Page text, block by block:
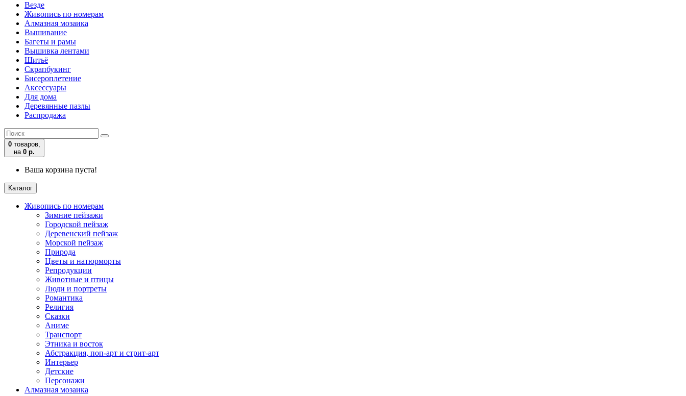
Везде
Живопись по номерам
Алмазная мозаика
Вышивание
Багеты и рамы
Вышивка лентами
Шитьё
Скрапбукинг
Бисероплетение
Аксессуары
Для дома
Деревянные пазлы
Распродажа
0 товаров,
на 0 р.
Ваша корзина пуста!
Каталог
Живопись по номерам
Зимние пейзажи
Городской пейзаж
Деревенский пейзаж
Морской пейзаж
Природа
Цветы и натюрморты
Репродукции
Животные и птицы
Люди и портреты
Романтика
Религия
Сказки
Аниме
Транспорт
Этника и восток
Абстракция, поп-арт и стрит-арт
Интерьер
Детские
Персонажи
Алмазная мозаика